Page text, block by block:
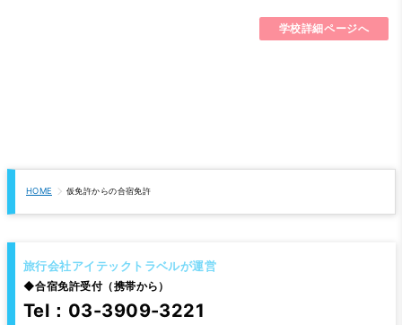
学校詳細ページへ
HOME 仮免許からの合宿免許
旅行会社アイテックトラベルが運営
◆合宿免許受付（携帯から）
Tel：03-3909-3221